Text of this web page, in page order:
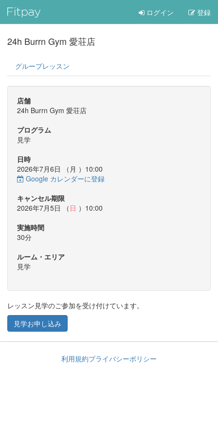
ログイン 登録
24h Burrn Gym 愛荘店
グループレッスン
店舗
24h Burrn Gym 愛荘店
プログラム
見学
日時
2026年7月6日 （ 月 ）10:00
Google カレンダーに登録
キャンセル期限
2026年7月5日 （ 日 ）10:00
実施時間
30分
ルーム・エリア
見学
レッスン見学のご参加を受け付けています。
見学お申し込み
利用規約プライバシーポリシー